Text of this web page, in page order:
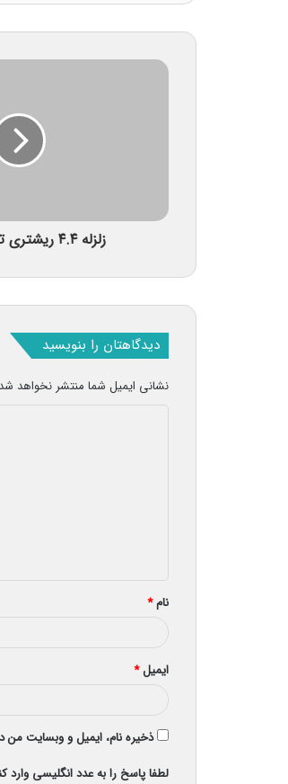
زلزله ۴.۴ ریشتری تبریز را لرزاند
دیدگاهتان را بنویسید
نشانی ایمیل شما منتشر نخواهد
*
نام*
ایمیل*
ذخیره نام، ایمیل و وبسایت من
لطفا پاسخ را به عدد انگلیسی وارد